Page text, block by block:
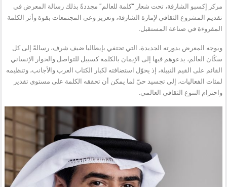
مركز إكسبو الشارقة، تحت شعار “كلمة للعالم” مجددةً بذلك رسالة المعرض في
تقديم المشروع الثقافي لإمارة الشارقة، وتعزيز وعي المجتمعات بقوة وأثر الكلمة
المقروءة في صناعة المستقبل.
ويوجه المعرض بدورته الجديدة، التي تحتفي بإيطاليا ضيف شرف، رسالةً إلى كل
سكّان العالم، يدعوهم فيها إلى الإيمان بالكلمة كسبيل للتواصل والحوار الإنساني
القائم على القيم النبيلة، إذ يحوّل استضافته لكبار الكتاب العرب والأجانب، وتنظيمه
لمئات الفعاليات، إلى تجسيد حيّ لما يمكن أن تحققه الكلمة على مستوى تقدير
واحترام التنوع الثقافي العالمي.